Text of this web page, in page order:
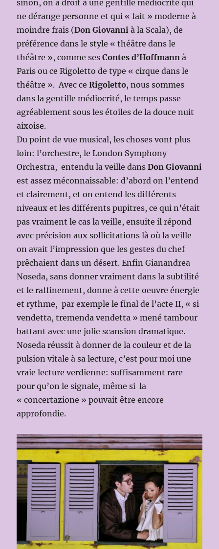
sinon, on a droit à une gentille médiocrité qui
ne dérange personne et qui « fait » moderne à
moindre frais (Don Giovanni à la Scala), de
préférence dans le style « théâtre dans le
théâtre », comme sesContes d’Hoffmann à
Paris ou ce Rigoletto de type « cirque dans le
théâtre ». Avec ceRigoletto, nous sommes
dans la gentille médiocrité, le temps passe
agréablement sous les étoiles de la douce nuit
aixoise.
Du point de vue musical, les choses vont plus
loin: l’orchestre, le London Symphony
Orchestra, entendu la veille dansDon Giovanni
est assez méconnaissable: d’abord on l’entend
et clairement, et on entend les différents
niveaux et les différents pupitres, ce qui n’était
pas vraiment le cas la veille, ensuite il répond
avec précision aux sollicitations là où la veille
on avait l’impression que les gestes du chef
prêchaient dans un désert. Enfin Gianandrea
Noseda, sans donner vraiment dans la subtilité
et le raffinement, donne à cette oeuvre énergie
et rythme, par exemple le final de l’acte II, « si
vendetta, tremenda vendetta » mené tambour
battant avec une jolie scansion dramatique.
Noseda réussit à donner de la couleur et de la
pulsion vitale à sa lecture, c’est pour moi une
vraie lecture verdienne: suffisamment rare
pour qu’on le signale, même si la
« concertazione » pouvait être encore
approfondie.